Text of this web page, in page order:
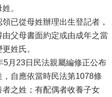
。
已從母姓辦理出生登記者，
父母書面約定或由成年之當
姓氏。
5月23日民法親屬編修正公布
自應依當時民法第1078條
之姓；有配偶者收養子女